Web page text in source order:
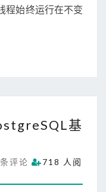
程始终运行在不变
基
评论
718 人阅